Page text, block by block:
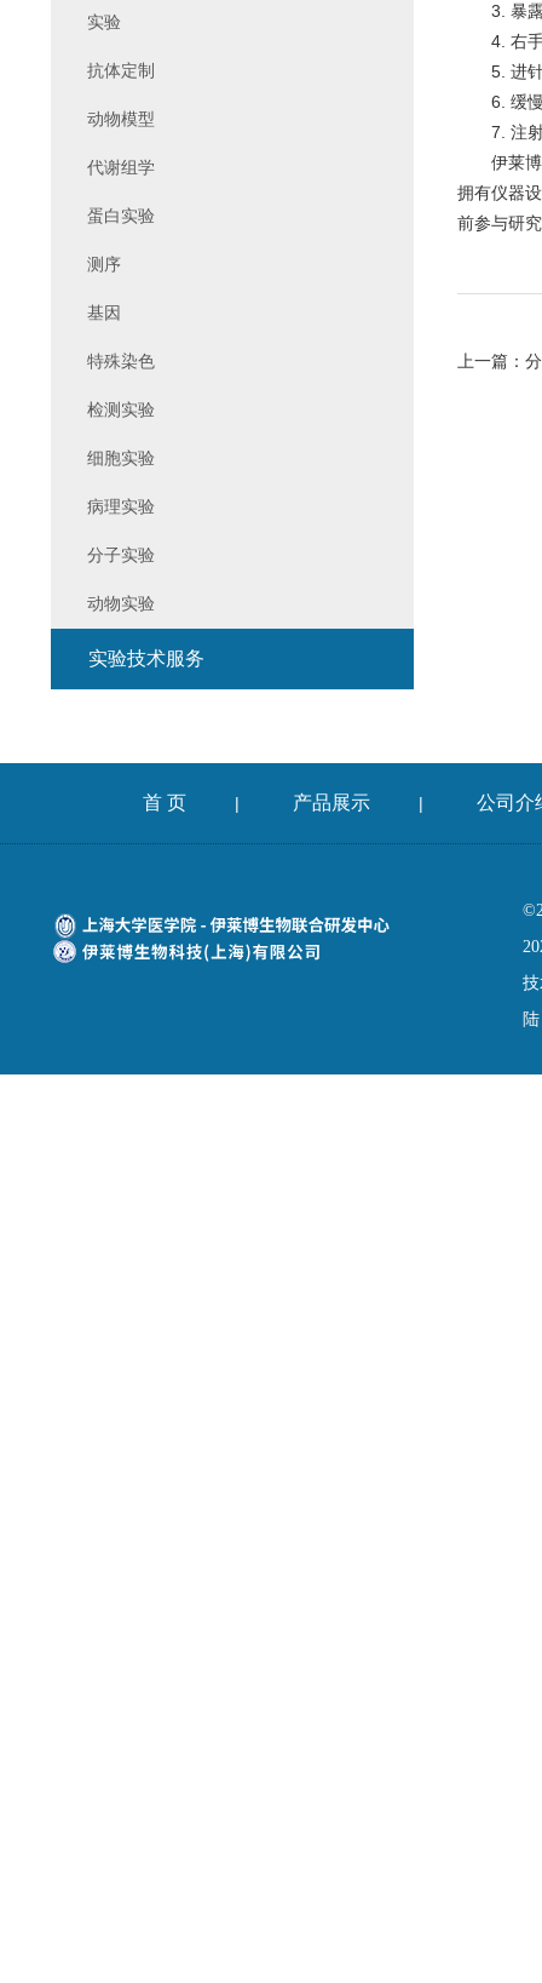
3. 暴露
4. 右手
5. 进针
6. 缓慢
7. 注射
伊莱博生
拥有仪器
前参与研
上一篇：
实验
抗体定制
动物模型
代谢组学
蛋白实验
测序
基因
特殊染色
检测实验
细胞实验
病理实验
分子实验
动物实验
实验技术服务
首 页 | 产品展示 | 公司介
陆